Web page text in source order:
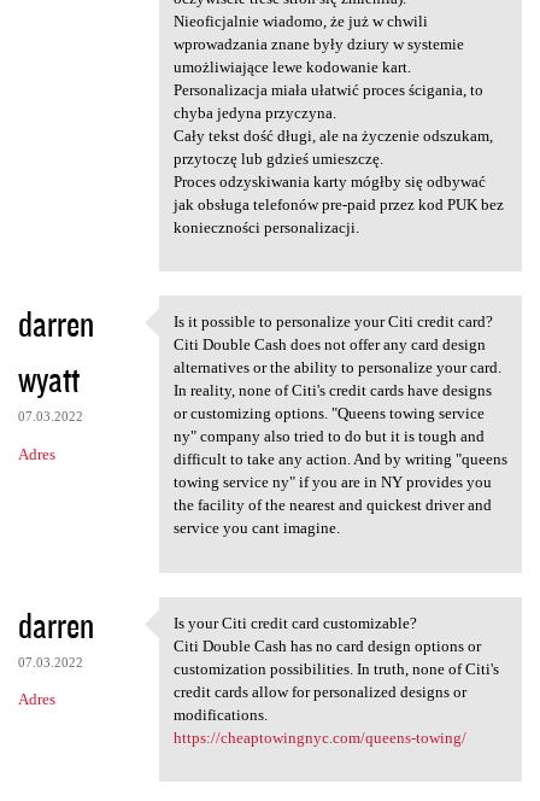
Nieoficjalnie wiadomo, że już w chwili
wprowadzania znane były dziury w systemie
umożliwiające lewe kodowanie kart.
Personalizacja miała ułatwić proces ścigania, to
chyba jedyna przyczyna.
Cały tekst dość długi, ale na życzenie odszukam,
przytoczę lub gdzieś umieszczę.
Proces odzyskiwania karty mógłby się odbywać
jak obsługa telefonów pre-paid przez kod PUK bez
konieczności personalizacji.
darren
wyatt
07.03.2022
Adres
Is it possible to personalize
Is it possible to personalize your Citi credit card?
Citi Double Cash does not offer any card design
alternatives or the ability to personalize your card.
In reality, none of Citi's credit cards have designs
or customizing options. "Queens towing service
ny" company also tried to do but it is tough and
difficult to take any action. And by writing "queens
towing service ny" if you are in NY provides you
the facility of the nearest and quickest driver and
service you cant imagine.
darren
07.03.2022
Adres
Is your Citi credit card
Is your Citi credit card customizable?
Citi Double Cash has no card design options or
customization possibilities. In truth, none of Citi's
credit cards allow for personalized designs or
modifications.
https://cheaptowingnyc.com/queens-towing/